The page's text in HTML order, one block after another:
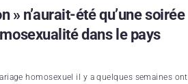
n’aurait-été qu’une soirée
dans le pays
homosexuel il y a quelques semaines ont